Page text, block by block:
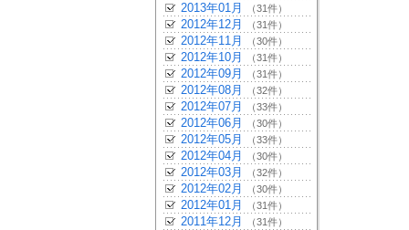
2013年01月 （31件）
2012年12月 （31件）
2012年11月 （30件）
2012年10月 （31件）
2012年09月 （31件）
2012年08月 （32件）
2012年07月 （33件）
2012年06月 （30件）
2012年05月 （33件）
2012年04月 （30件）
2012年03月 （32件）
2012年02月 （30件）
2012年01月 （31件）
2011年12月 （31件）